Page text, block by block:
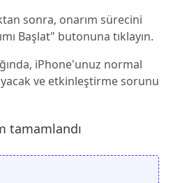
sonra, onarım sürecini
Başlat" butonuna tıklayın.
iPhone'unuz normal
ve etkinleştirme sorunu